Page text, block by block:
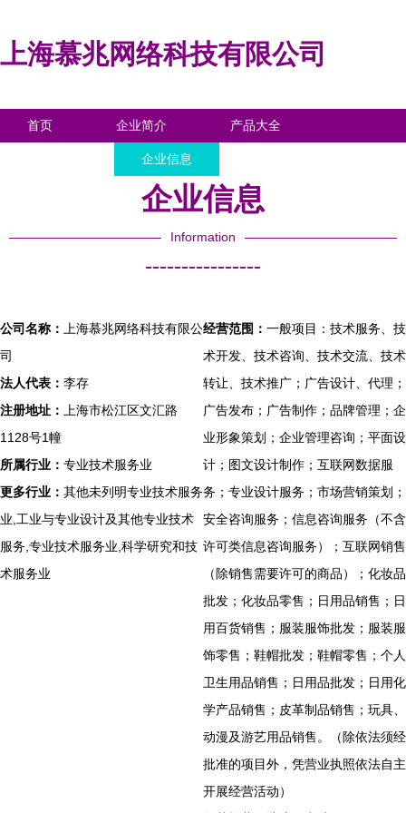
上海慕兆网络科技有限公司
首页 企业简介 产品大全
企业信息
企业信息
Information
----------------
公司名称：
上海慕兆网络科技有限公
司
法人代表： 李存
注册地址：
上海市松江区文汇路
1128号1幢
所属行业： 专业技术服务业
更多行业： 其他未列明专业技术服务
业,工业与专业设计及其他专业技术
服务,专业技术服务业,科学研究和技
术服务业
经营范围： 一般项目：技术服务、技
术开发、技术咨询、技术交流、技术
转让、技术推广；广告设计、代理；
广告发布；广告制作；品牌管理；企
业形象策划；企业管理咨询；平面设
计；图文设计制作；互联网数据服
务；专业设计服务；市场营销策划；
安全咨询服务；信息咨询服务（不含
许可类信息咨询服务）；互联网销售
（除销售需要许可的商品）；化妆品
批发；化妆品零售；日用品销售；日
用百货销售；服装服饰批发；服装服
饰零售；鞋帽批发；鞋帽零售；个人
卫生用品销售；日用品批发；日用化
学产品销售；皮革制品销售；玩具、
动漫及游艺用品销售。（除依法须经
批准的项目外，凭营业执照依法自主
开展经营活动）